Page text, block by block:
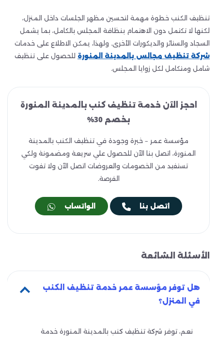
تنظيف الكنب خطوة مهمة لتحسين مظهر الجلسات داخل المنزل،
لكنها لا تكتمل دون الاهتمام بنظافة المجلس بالكامل، بما يشمل
السجاد والستائر والديكورات الأخرى. ولهذا، يمكن الاطلاع على خدمات
شركة تنظيف مجالس بالمدينة المنورة للحصول على تنظيف
شامل ومتكامل لكل زوايا المجلس.
احجز الآن خدمة تنظيف كنب بالمدينة المنورة
بخصم 30%
مؤسسة عمر – خبرة وجودة في تنظيف الكنب بالمدينة
المنورة، اتصل بنا الآن للحصول علي سريعة ومضمونة ولكي
تستفيد من الخصومات والعروضات اتصل الآن ولا تفوت
الفرصة.
اتصل بنا الواتساب
الأسئلة الشائعة
هل توفر مؤسسة عمر خدمة تنظيف الكنب
في المنزل؟
نعم، توفر شركة تنظيف كنب بالمدينة المنورة خدمة